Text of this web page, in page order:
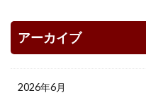
アーカイブ
2026年6月